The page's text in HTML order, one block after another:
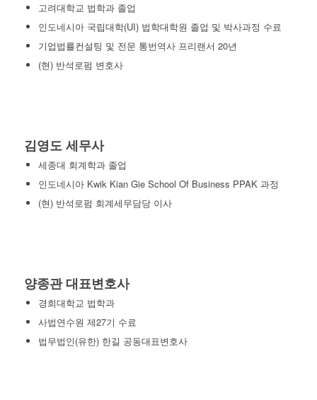
고려대학교 법학과 졸업
인도네시아 국립대학(UI) 법학대학원 졸업 및 박사과정 수료
기업법률컨설팅 및 전문 통번역사 프리랜서 20년
(현) 반석로펌 변호사
김영도 세무사
세종대 회계학과 졸업
인도네시아 Kwik Kian Gie School Of Business PPAK 과정
(현) 반석로펌 회계세무담당 이사
양종관 대표변호사
경희대학교 법학과
사법연수원 제27기 수료
법무법인(유한) 한길 공동대표변호사